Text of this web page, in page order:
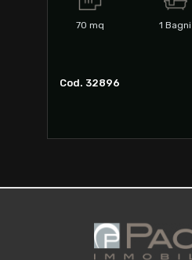
70 mq 1 Bagni
Cod. 32896